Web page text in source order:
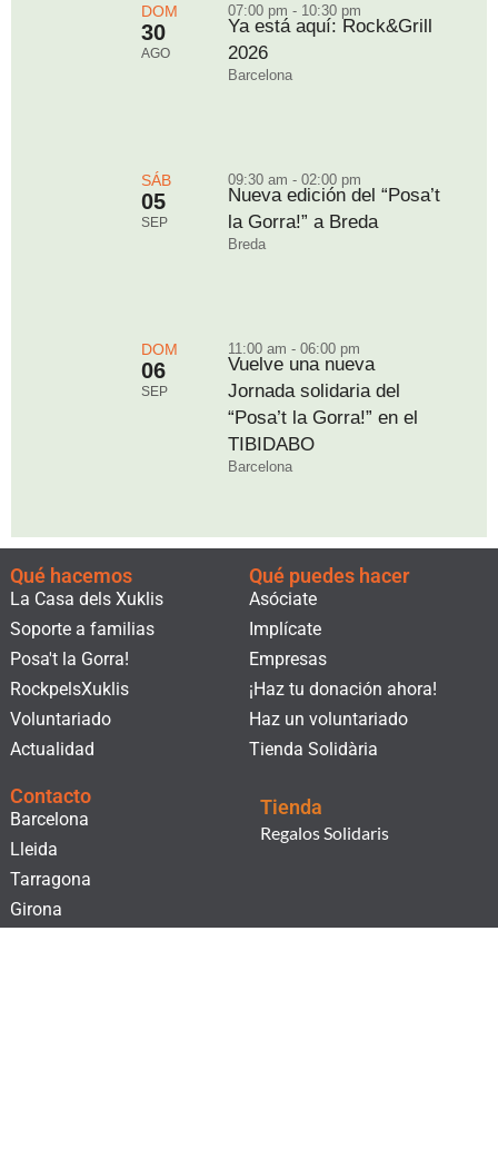
DOM
30
AGO
07:00 pm - 10:30 pm
Ya está aquí: Rock&Grill
2026
Barcelona
SÁB
05
SEP
09:30 am - 02:00 pm
Nueva edición del “Posa’t
la Gorra!” a Breda
Breda
DOM
06
SEP
11:00 am - 06:00 pm
Vuelve una nueva
Jornada solidaria del
“Posa’t la Gorra!” en el
TIBIDABO
Barcelona
Qué hacemos
La Casa dels Xuklis
Soporte a familias
Posa't la Gorra!
RockpelsXuklis
Voluntariado
Actualidad
Qué puedes hacer
Asóciate
Implícate
Empresas
¡Haz tu donación ahora!
Haz un voluntariado
Tienda Solidària
Contacto
Barcelona
Lleida
Tarragona
Girona
Tienda
Regalos Solidaris